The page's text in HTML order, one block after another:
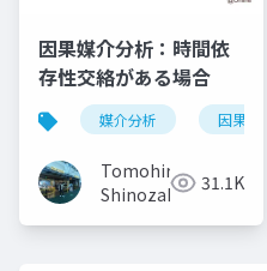
因果媒介分析：時間依
存性交絡がある場合
媒介分析 因果推論
Tomohiro
Shinozaki
31.1K